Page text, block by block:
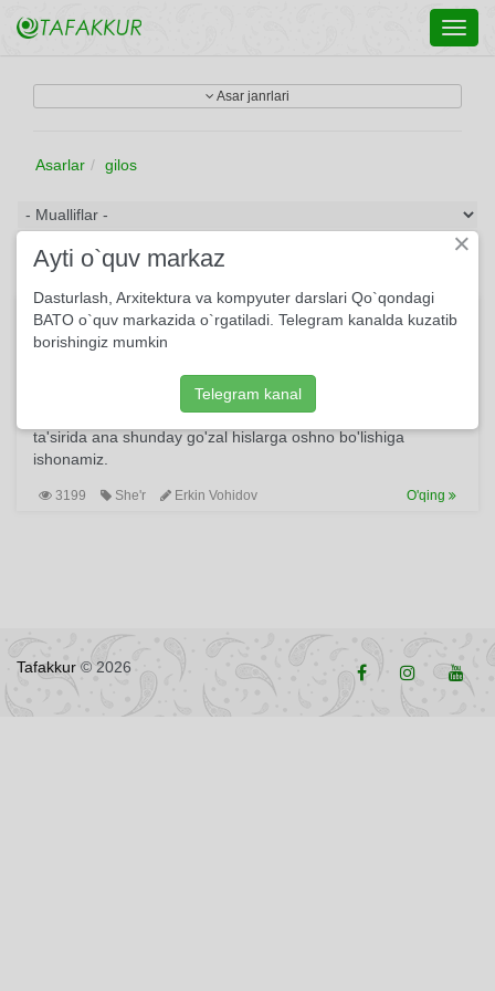
Asar janrlari
Asarlar gilos
Rashkim
Mazkur she'r muhabbatga egiz tuyg'u rashk xususida. Lirik
qizg'onib, uzoqroq termulib qolsa, ko'zidan ham g'ash bo'lib
yurishini aytar ekan, o'quvchi qalbi ham bu go'zal tasvir
ta'sirida ana shunday go'zal hislarga oshno bo'lishiga
ishonamiz.
3199 She'r Erkin Vohidov O'qing
Tafakkur © 2026
×
Ayti o`quv markaz
Dasturlash, Arxitektura va kompyuter darslari Qo`qondagi
BATO o`quv markazida o`rgatiladi. Telegram kanalda kuzatib
borishingiz mumkin
Telegram kanal